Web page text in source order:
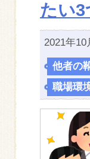
たい3
2021年10
他者の
職場環